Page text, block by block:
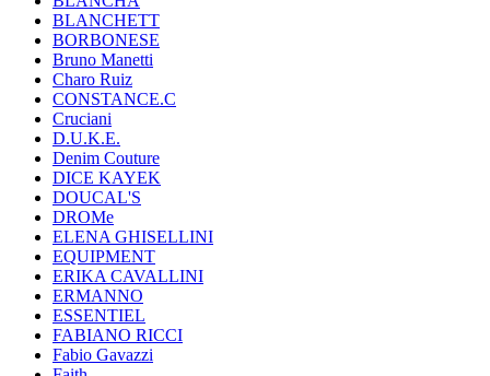
BLANCHETT
BORBONESE
Bruno Manetti
Charo Ruiz
CONSTANCE.C
Cruciani
D.U.K.E.
Denim Couture
DICE KAYEK
DOUCAL'S
DROMe
ELENA GHISELLINI
EQUIPMENT
ERIKA CAVALLINI
ERMANNO
ESSENTIEL
FABIANO RICCI
Fabio Gavazzi